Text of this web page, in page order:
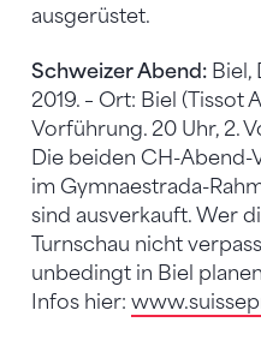
ausgerüstet.
Schweizer Abend: Biel,
2019. – Ort: Biel (Tissot
Vorführung. 20 Uhr, 2.
Die beiden CH-Abend-
im Gymnaestrada-
sind ausverkauft. Wer
Turnschau nicht
unbedingt in Biel
Infos hier: